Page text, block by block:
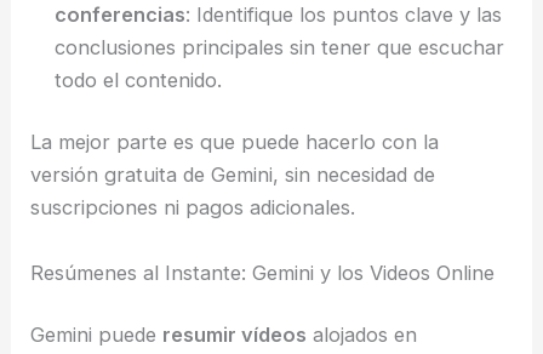
conferencias: Identifique los puntos clave y las
conclusiones principales sin tener que escuchar
todo el contenido.
La mejor parte es que puede hacerlo con la
versión gratuita de Gemini, sin necesidad de
suscripciones ni pagos adicionales.
Resúmenes al Instante: Gemini y los Videos Online
Gemini puede resumir vídeos alojados en